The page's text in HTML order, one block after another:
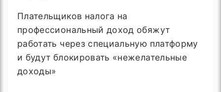
Плательщиков налога на
профессиональный доход обяжут
работать через специальную платформу
и будут блокировать «нежелательные
доходы»